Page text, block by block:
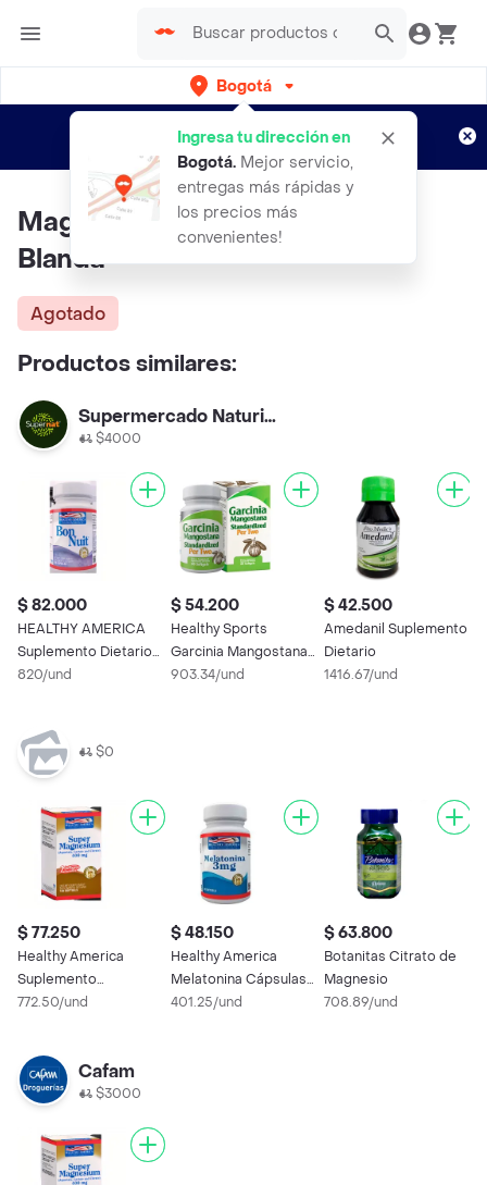
Bogotá
Ingresa tu dirección en
Bogotá. Mejor servicio,
entregas más rápidas y
los precios más
convenientes!
envíos gratis por semanas
Aplican TyC
Magnesium 400mg Cápsula
Blanda
Agotado
Productos similares:
Supermercado Naturista
$4000
$ 82.000
HEALTHY AMERICA
Suplemento Dietario
Bon Nuit Cápsulas
820/und
$ 54.200
Healthy Sports
Garcinia Mangostana
(2000 mg)
903.34/und
$ 42.500
Amedanil Suplemento
Dietario
1416.67/und
$0
$ 77.250
Healthy America
Suplemento
Alimenticio Super
772.50/und
$ 48.150
Healthy America
Melatonina Cápsulas
Blandas (3 mg)
401.25/und
$ 63.800
Botanitas Citrato de
Magnesio
708.89/und
Cafam
$3000